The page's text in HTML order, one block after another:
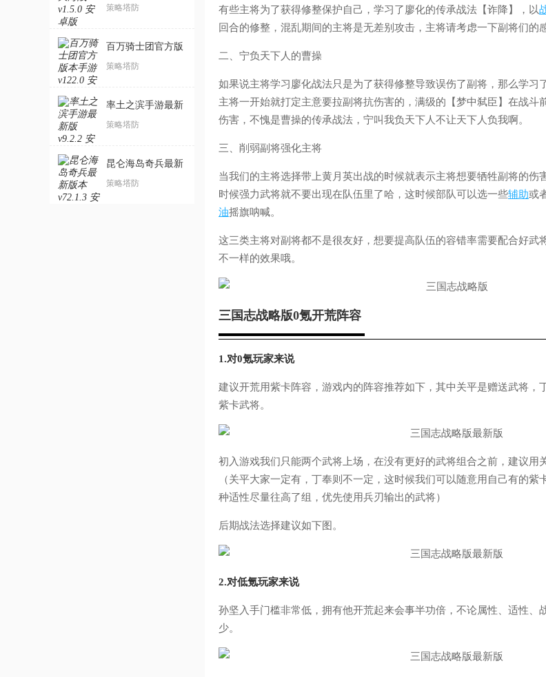
策略塔防
百万骑士团官方版
本手游
策略塔防
率土之滨手游最新
版
策略塔防
昆仑海岛奇兵最新
版本
策略塔防
有些主将为了获得修整保护自己，学习了廖化的传承战法【诈降】，以
回合的修整，混乱期间的主将是无差别攻击，主将请考虑一下副将们的
二、宁负天下人的曹操
如果说主将学习廖化战法只是为了获得修整导致误伤了副将，那么学习
主将一开始就打定主意要拉副将抗伤害的，满级的【梦中弑臣】在战斗
伤害，不愧是曹操的传承战法，宁叫我负天下人不让天下人负我啊。
三、削弱副将强化主将
当我们的主将选择带上黄月英出战的时候就表示主将想要牺牲副将的伤
时候强力武将就不要出现在队伍里了哈，这时候部队可以选一些辅助或
油摇旗呐喊。
这三类主将对副将都不是很友好，想要提高队伍的容错率需要配合好武
不一样的效果哦。
三国志战略版0氪开荒阵容
1.对0氪玩家来说
建议开荒用紫卡阵容，游戏内的阵容推荐如下，其中关平是赠送武将，
紫卡武将。
初入游戏我们只能两个武将上场，在没有更好的武将组合之前，建议用
（关平大家一定有，丁奉则不一定，这时候我们可以随意用自己有的紫
种适性尽量往高了组，优先使用兵刃输出的武将）
后期战法选择建议如下图。
2.对低氪玩家来说
孙坚入手门槛非常低，拥有他开荒起来会事半功倍，不论属性、适性、
少。